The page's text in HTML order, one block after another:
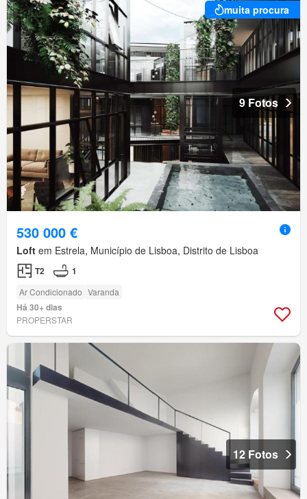
muita procura
9 Fotos
530 000 €
Loft em Estrela, Município de Lisboa, Distrito de Lisboa
T2 1
Ar Condicionado Varanda
Há 30+ dias
PROPERSTAR
12 Fotos